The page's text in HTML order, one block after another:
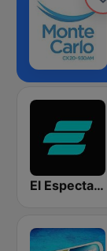
El Espectador 810 AM